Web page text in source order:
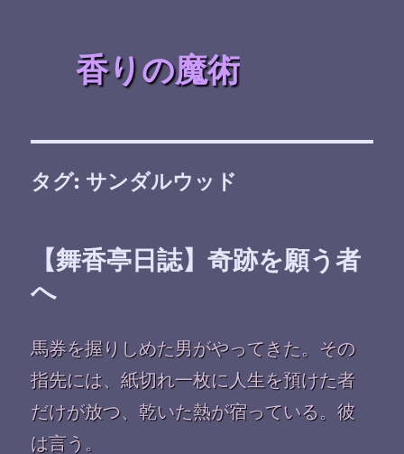
香りの魔術
タグ: サンダルウッド
【舞香亭日誌】奇跡を願う者
へ
馬券を握りしめた男がやってきた。その
指先には、紙切れ一枚に人生を預けた者
だけが放つ、乾いた熱が宿っている。彼
は言う。